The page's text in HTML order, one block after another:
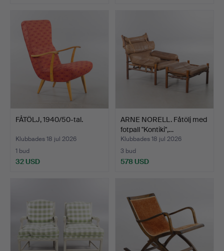
FÅTÖLJ, 1940/50-tal.
Klubbades 18 jul 2026
1 bud
32 USD
ARNE NORELL. Fåtölj med
fotpall "Kontiki",…
Klubbades 18 jul 2026
3 bud
578 USD